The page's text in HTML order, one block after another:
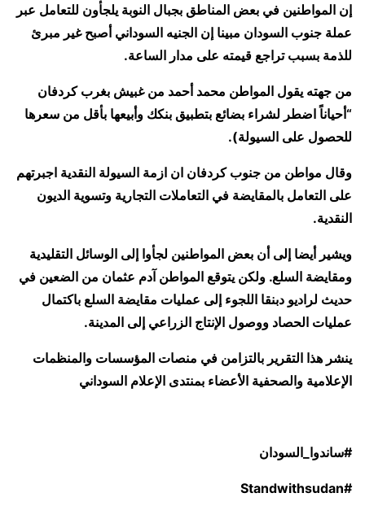
إن المواطنين في بعض المناطق بجبال النوبة يلجأون للتعامل عبر
عملة جنوب السودان مبينا إن الجنيه السوداني أصبح غير مبرئ
للذمة بسبب تراجع قيمته على مدار الساعة.
من جهته يقول المواطن محمد أحمد من غبيش بغرب كردفان
“أحياناً اضطر لشراء بضائع بتطبيق بنكك وأبيعها بأقل من سعرها
للحصول على السيولة).
وقال مواطن من جنوب كردفان ان ازمة السيولة النقدية اجبرتهم
على التعامل بالمقايضة في التعاملات التجارية وتسوية الديون
النقدية.
ويشير أيضا إلى أن بعض المواطنين لجأوا إلى الوسائل التقليدية
ومقايضة السلع. ولكن يتوقع المواطن آدم عثمان من الضعين في
حديث لراديو دبنقا اللجوء إلى عمليات مقايضة السلع باكتمال
عمليات الحصاد ووصول الإنتاج الزراعي إلى المدينة.
ينشر هذا التقرير بالتزامن في منصات المؤسسات والمنظمات
الإعلامية والصحفية الأعضاء بمنتدى الإعلام السوداني
#ساندوا_السودان
#Standwithsudan